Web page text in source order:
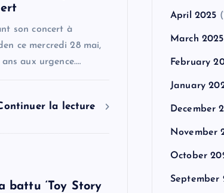
son concert à
ce mercredi 28 mai,
aux urgence.…
la lecture
battu ‘Toy Story
April 2025
March 2025
February
January
December
November
October
September